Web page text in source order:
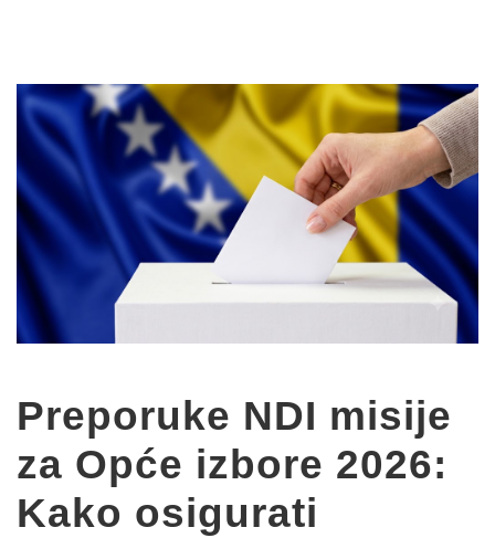
Preporuke NDI misije
za Opće izbore 2026:
Kako osigurati